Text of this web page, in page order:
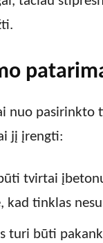
nuo pasirinkto
jį įrengti:
tvirtai
kad tinklas
turi būti